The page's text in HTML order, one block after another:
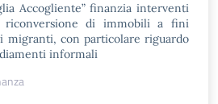
Accogliente” finanzia interventi
riconversione di immobili a fini
migranti, con particolare riguardo
informali